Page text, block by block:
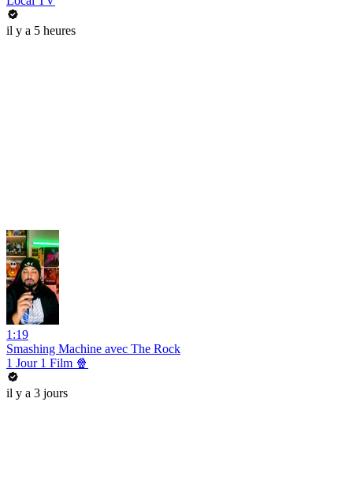
il y a 5 heures
1:19
Smashing Machine avec The Rock
1 Jour 1 Film 🍿
il y a 3 jours